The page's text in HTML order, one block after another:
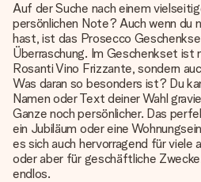
Auf der Suche nach einem
persönlichen Note? Auch wenn du
hast, ist das Prosecco
Überraschung. Im Geschenkset ist
Rosanti Vino Frizzante, sondern
Was daran so besonders ist? Du
Namen oder Text deiner Wahl
Ganze noch persönlicher. Das
ein Jubiläum oder eine
es sich auch hervorragend für viele
oder aber für geschäftliche
endlos.